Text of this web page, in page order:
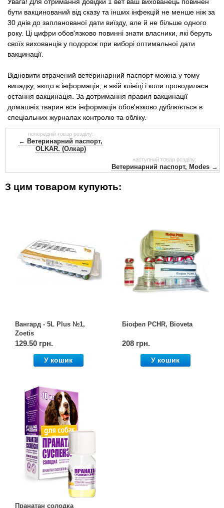
бути вакцинований від сказу та інших інфекцій не менше ніж за
30 днів до запланованої дати виїзду, але й не більше одного
року. Ці цифри обов'язково повинні знати власники, які беруть
своїх вихованців у подорож при виборі оптимальної дати
вакцинації.
Відновити втрачений ветеринарний паспорт можна у тому
випадку, якщо є інформація, в якій клініці і коли проводилася
остання вакцинація. За дотримання правил вакцинації
домашніх тварин вся інформація обов'язково дублюється в
спеціальних журналах контролю та обліку.
попередній товар розділу:
← Ветеринарний паспорт,
OLKAR. (Олкар)
наступний товар розділу:
Ветеринарний паспорт, Modes →
З цим товаром купують:
Вангард - 5L Plus №1,
Zoetis
129.50 грн.
У кошик
Біофел PCHR, Bioveta
208 грн.
У кошик
Пранатан солодка